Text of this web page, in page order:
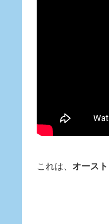
これは、 オース